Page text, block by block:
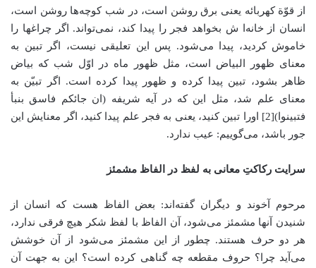
از قوّة کهربائه یعنی برق روشن است، در شب کوچه‌ها روشن است،
انسان از خانه‌ا ش بخواهد فجر را پیدا کند، نمی‌تواند. اگر چراغها را
خاموش کردید، پیدا می‌شود. پس این تعلیقی نیست، اگر تبین به
معنای ظهور البیاض است، مثل ظهور ماه در اوّل شب که بیاض
ظاهر بشود، تبین پیدا کرده و ظهور پیدا کرده است. اگر تبیّن به
معنای علم شد، مثل این که در آیه شریفه (ان جائکم فاسق بنبأ
فتبینوا)[2] اورا تبین کنید، یعنی به فجر علم پیدا کنید، اگر معنایش این
جور باشد، می‌گوییم: عیب ندارد.
سرایت رکاکتِ معانی به لفظ در الفاظ مشمئز
مرحوم آخوند و دیگران گفته‌اند: بعض الفاظ هست که انسان از
شنیدن آنها مشمئز می‌شود، آن الفاظ با لفظ شکر هیچ فرقی ندارد،
هر دو حرف هستند. چطور از این مشمئز می‌شود از آن خوشش
می‌آید چرا؟ حروف مقطعه چه گناهی کرده است؟ این به جهت آن